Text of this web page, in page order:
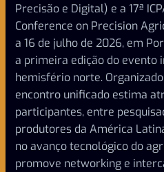
Precisão e Digital) e a 17ª
Conference on Precision
a 16 de julho de 2026, em
a primeira edição do evento
hemisfério norte.
encontro unificado estima
participantes, entre
produtores da América
no avanço tecnológico do
promove networking e